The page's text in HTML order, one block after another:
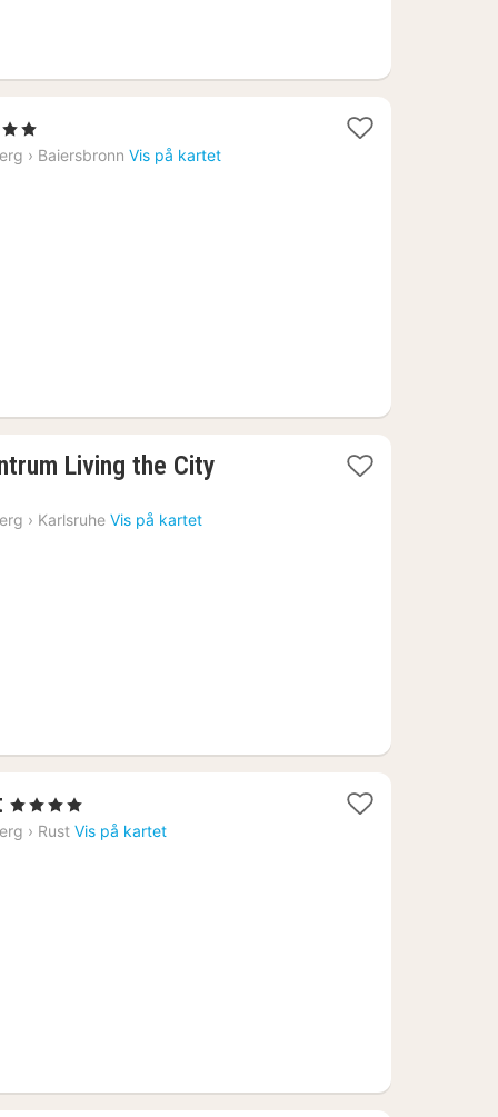
› Baiersbronn Vis på kartet
Living the City
› Karlsruhe Vis på kartet
1
natt
, 4 Stjerner
› Rust Vis på kartet